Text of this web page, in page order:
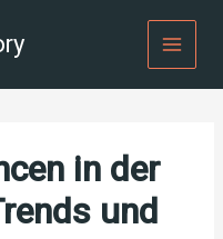
in der
und